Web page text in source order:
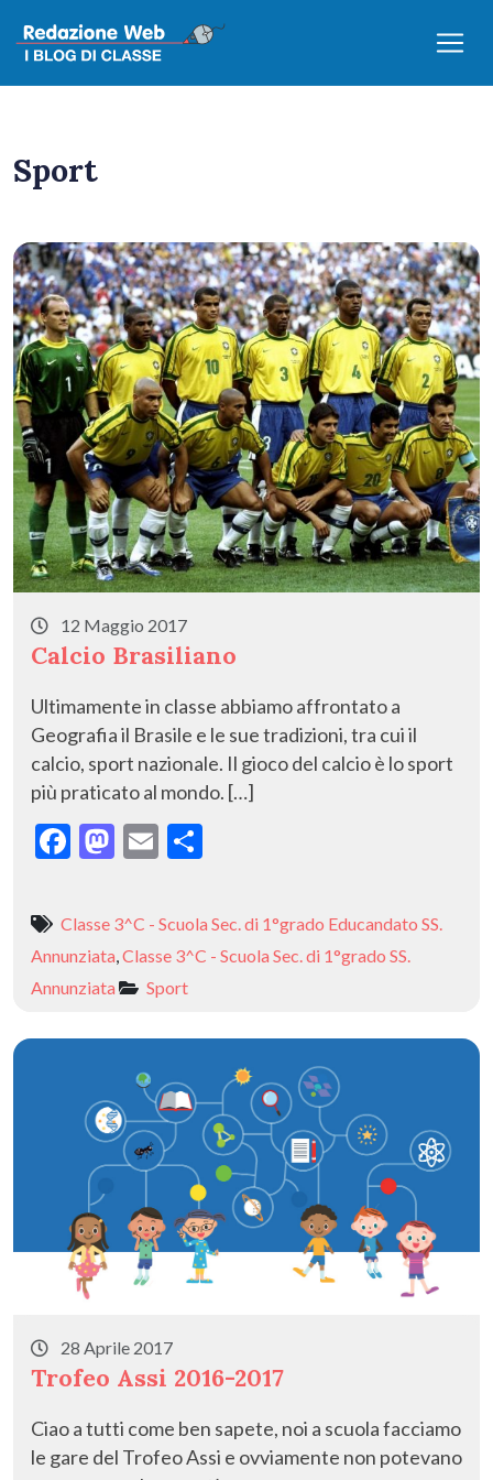
Sport
12 Maggio 2017
Calcio Brasiliano
Ultimamente in classe abbiamo affrontato a
Geografia il Brasile e le sue tradizioni, tra cui il
calcio, sport nazionale. Il gioco del calcio è lo sport
più praticato al mondo. […]
F
e
b
o
k
M
to
d
o
E
ai
l
n
di
Classe 3^C - Scuola Sec. di 1°grado Educandato SS.
Annunziata,Classe 3^C - Scuola Sec. di 1°grado SS.
Annunziata
Sport
28 Aprile 2017
Trofeo Assi 2016-2017
Ciao a tutti come ben sapete, noi a scuola facciamo
le gare del Trofeo Assi e ovviamente non potevano